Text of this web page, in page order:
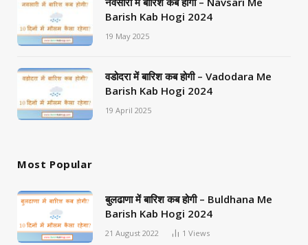
Barish Kab Hogi 2024
19 May 2025
वडोदरा में बारिश कब होगी – Vadodara Me
Barish Kab Hogi 2024
19 April 2025
Most Popular
बुलढाणा में बारिश कब होगी – Buldhana Me
Barish Kab Hogi 2024
21 August 2022 1 Views